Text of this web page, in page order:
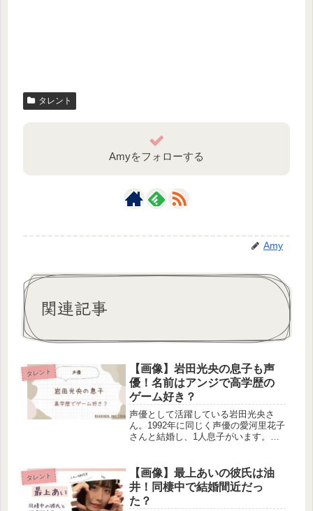
タレント
Amyをフォローする
Amy
関連記事
タレント
【画像】岩田光央の息子も声
優！名前はアンジで高学歴の
ゲーム好き？
声優として活躍している岩田光央さ
ん。1992年に同じく声優の愛河里花子
さんと結婚し、1人息子がいます。今
ですよ！【画像】岩田光央の息子の名
前は？シャドバの収録は、大体ハル
マ...
タレント
【画像】最上あいの彼氏は油
井！同棲中で結婚間近だっ
た？